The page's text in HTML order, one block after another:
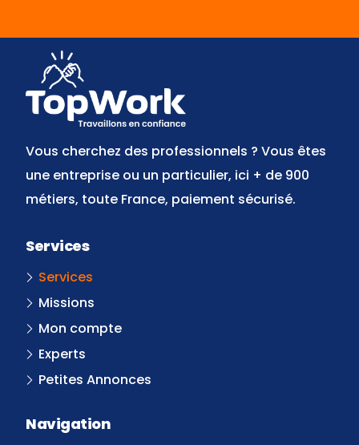
Vous cherchez des professionnels ? Vous êtes
une entreprise ou un particulier, ici + de 900
métiers, toute France, paiement sécurisé.
Services
Services
Missions
Mon compte
Experts
Petites Annonces
Navigation